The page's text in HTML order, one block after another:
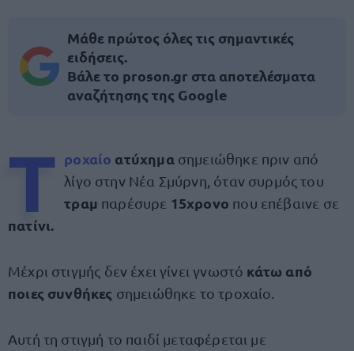
Μάθε πρώτος όλες τις σημαντικές
ειδήσεις.
Βάλε το proson.gr στα αποτελέσματα
αναζήτησης της Google
Τ ροχαίο ατύχημα σημειώθηκε πριν από
λίγο στην Νέα Σμύρνη, όταν συρμός του
τραμ παρέσυρε 15χρονο που επέβαινε σε
πατίνι.
Μέχρι στιγμής δεν έχει γίνει γνωστό κάτω από
ποιες συνθήκες σημειώθηκε το τροχαίο.
Αυτή τη στιγμή το παιδί μεταφέρεται με